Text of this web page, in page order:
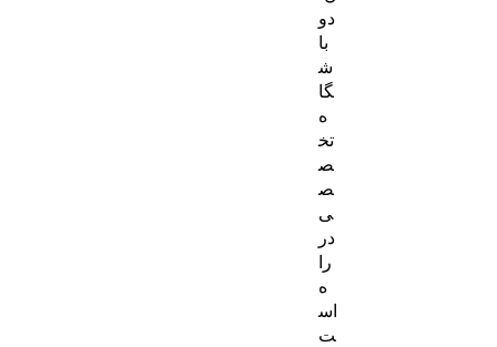
دو
با
ش
گا
ه
تخ
ص
ص
ی
در
را
ه
اس
ت